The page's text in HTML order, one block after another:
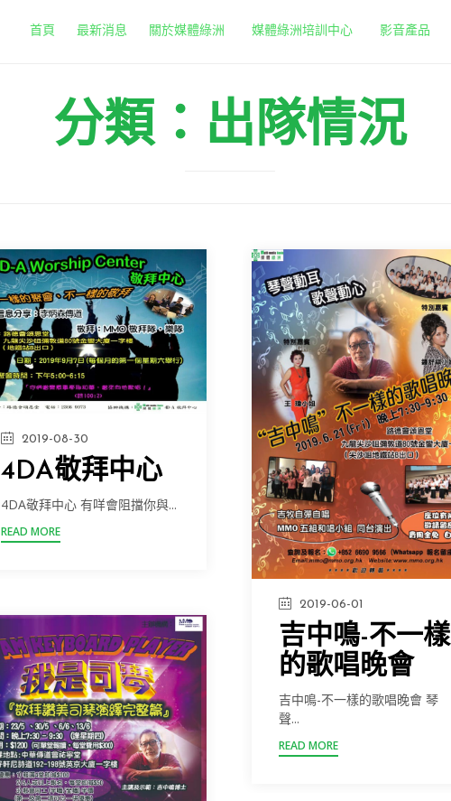
首頁 最新消息 關於媒體綠洲 媒體綠洲培訓中心 影音產品
分類：出隊情況
2019-08-30
4DA敬拜中心
4DA敬拜中心 有咩會阻擋你與...
READ MORE
2019-06-01
吉中鳴-不一樣
的歌唱晚會
吉中鳴-不一樣的歌唱晚會 琴
聲...
READ MORE